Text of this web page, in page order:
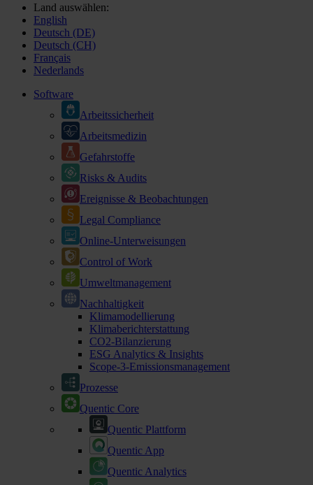
Land auswählen:
English
Deutsch (DE)
Deutsch (CH)
Français
Nederlands
Software
Arbeitssicherheit
Arbeitsmedizin
Gefahrstoffe
Risks & Audits
Ereignisse & Beobachtungen
Legal Compliance
Online-Unterweisungen
Control of Work
Umweltmanagement
Nachhaltigkeit
Klimamodellierung
Klimaberichterstattung
CO2-Bilanzierung
ESG Analytics & Insights
Scope-3-Emissionsmanagement
Prozesse
Quentic Core
Quentic Plattform
Quentic App
Quentic Analytics